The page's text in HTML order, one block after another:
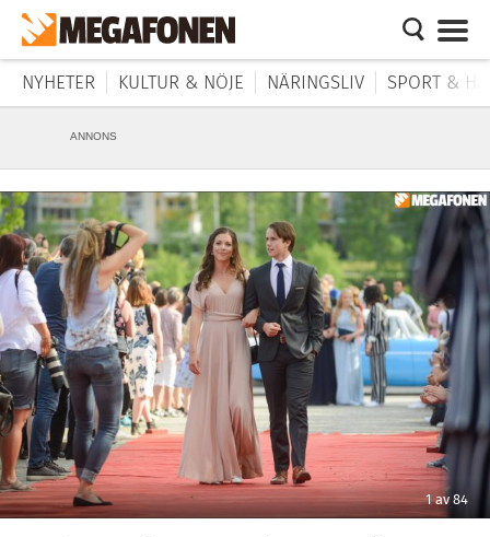
NYHETER KULTUR & NÖJE NÄRINGSLIV SPORT &
ANNONS
1av 84